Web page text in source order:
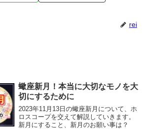
rei
蠍座新月！本当に大切なモノを大
切にするために
2023年11月13日の蠍座新月について、ホ
ロスコープを交えて解説していきます。
新月にすること、新月のお願い事は？